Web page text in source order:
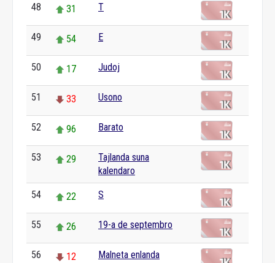
48 31 T
49 54 E
50 17 Judoj
51 33 Usono
52 96 Barato
53 29
Tajlanda suna
kalendaro
54 22 S
55 26 19-a de septembro
56 12
Malneta enlanda